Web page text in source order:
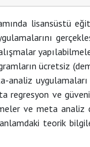
lisansüstü
ücretsiz
regresyon ve
ve meta analiz
teorik